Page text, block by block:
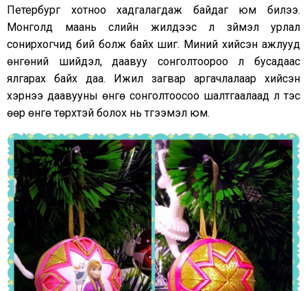
Петербург хотноо хадгалагдаж байдаг юм билээ.
Монголд маань сүүлийн жилүүдээс л зүймэл урлал
сонирхогчид бий болж байх шиг. Миний хийсэн ажлууд
өнгөний шийдэл, даавуу сонголтоороо л бусадаас
ялгарах байх даа. Ижил загвар аргачлалаар хийсэн
хэрнээ даавууны өнгө сонголтоосоо шалтгаалаад л тэс
өөр өнгө төрхтэй болох нь түгээмэл юм.